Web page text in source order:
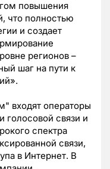
повышения
что полностью
и создает
регионов –
шаг на пути к
входят операторы
голосовой связи и
спектра
связи,
в Интернет. В